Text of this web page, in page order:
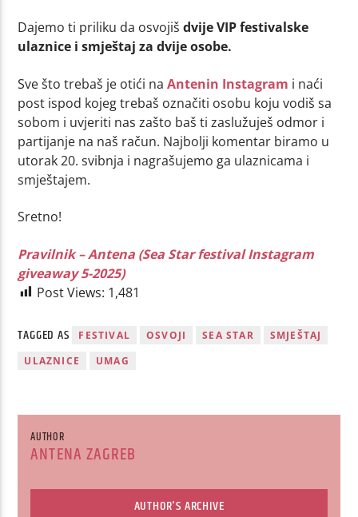
Dajemo ti priliku da osvojišdvije VIP festivalske
ulaznice i smještaj za dvije osobe.
Sve što trebaš je otići naAntenin Instagram i naći
post ispod kojeg trebaš označiti osobu koju vodiš sa
sobom i uvjeriti nas zašto baš ti zaslužuješ odmor i
partijanje na naš račun. Najbolji komentar biramo u
utorak 20. svibnja i nagrašujemo ga ulaznicama i
smještajem.
Sretno!
Pravilnik – Antena (Sea Star festival Instagram
giveaway 5-2025)
Post Views: 1,481
TAGGED AS FESTIVAL OSVOJI SEA STAR
SMJEŠTAJ
ULAZNICE
UMAG
AUTHOR
ANTENA ZAGREB
AUTHOR'S ARCHIVE